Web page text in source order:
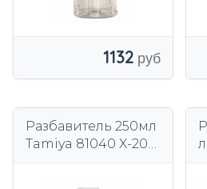
1132
Разбавитель 250мл
Tamiya 81040 X-20A